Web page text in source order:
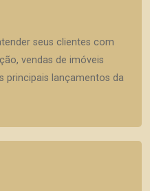
seus clientes com
vendas de imóveis
principais lançamentos da